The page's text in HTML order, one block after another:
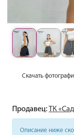
Скачать
Продавец:ТК
Описание ниже